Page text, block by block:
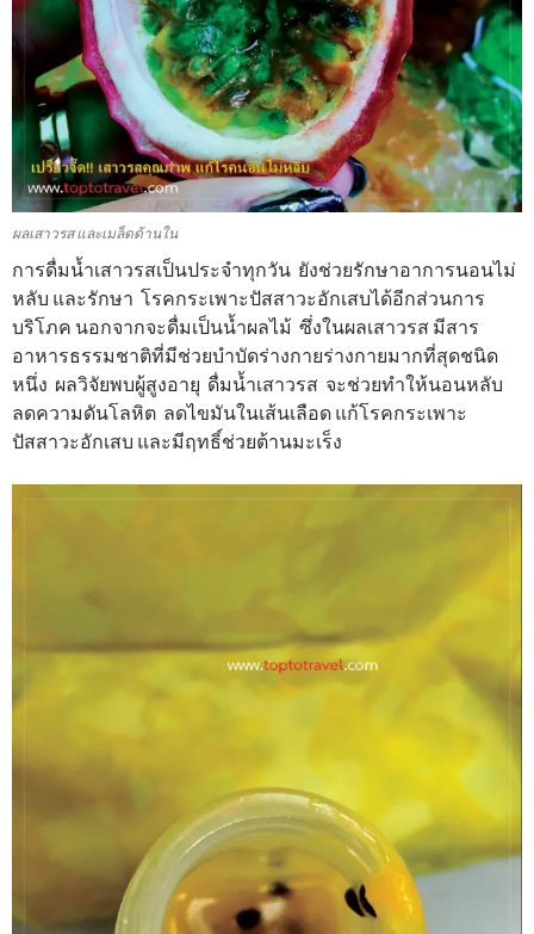
ผลเสาวรส และเมล็ดด้านใน
การดื่มน้ำเสาวรสเป็นประจำทุกวัน ยังช่วยรักษาอาการนอนไม่
หลับ และรักษา โรคกระเพาะปัสสาวะอักเสบได้อีกส่วนการ
บริโภค นอกจากจะดื่มเป็นน้ำผลไม้ ซึ่งในผลเสาวรส มีสาร
อาหารธรรมชาติที่มีช่วยบำบัดร่างกายร่างกายมากที่สุดชนิด
หนึ่ง ผลวิจัยพบผู้สูงอายุ ดื่มน้ำเสาวรส จะช่วยทำให้นอนหลับ
ลดความดันโลหิต ลดไขมันในเส้นเลือด แก้โรคกระเพาะ
ปัสสาวะอักเสบ และมีฤทธิ์ช่วยต้านมะเร็ง